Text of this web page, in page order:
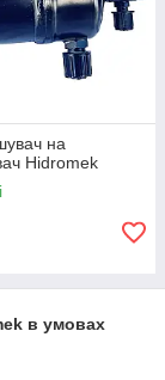
на
Hidromek
в умовах